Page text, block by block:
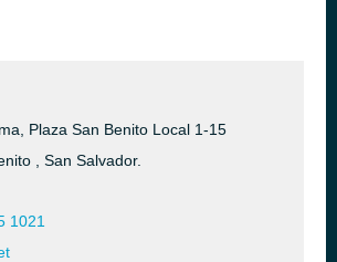
Plaza San Benito Local 1-15
, San Salvador.
1021